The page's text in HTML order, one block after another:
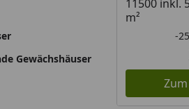
Gewächshäuser
11500 inkl.
m²
-